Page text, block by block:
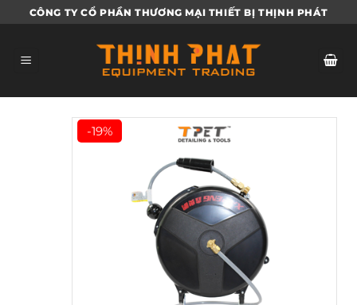
qua
dung
CÔNG TY CỔ PHẦN THƯƠNG MẠI THIẾT BỊ THỊNH PHÁT
-19%